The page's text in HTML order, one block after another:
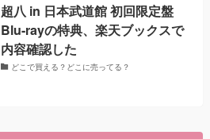
超八 in 日本武道館 初回限定盤
Blu-rayの特典、楽天ブックスで
内容確認した
どこで買える？どこに売ってる？